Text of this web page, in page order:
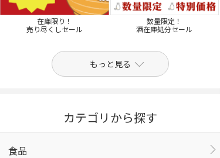
在庫限り！
売り尽くしセール
数量限定！
酒在庫処分セール
もっと見る
カテゴリから探す
食品